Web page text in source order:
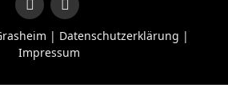
| Datenschutzerklärung |
Impressum